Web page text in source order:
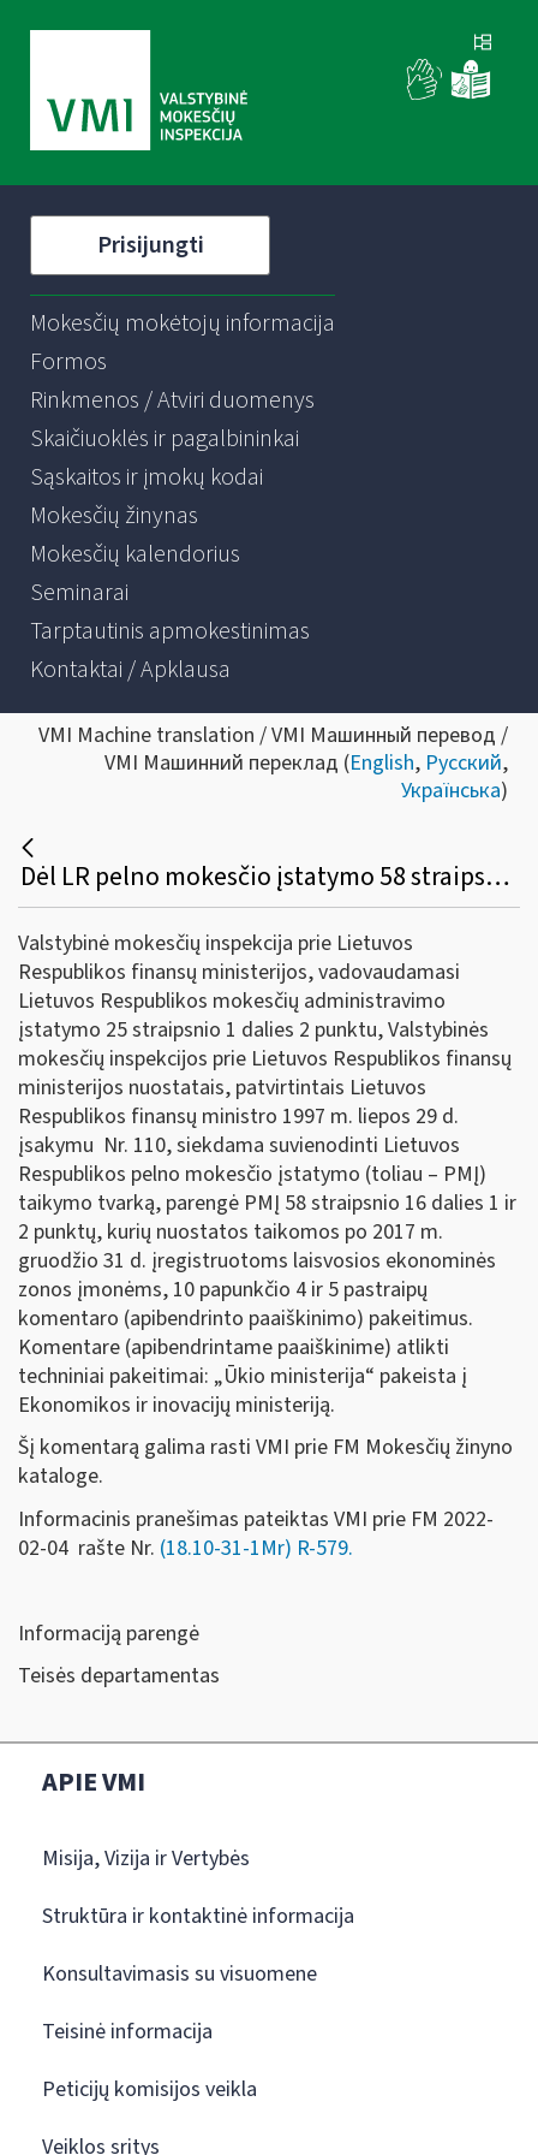
Prisijungti
Mokesčių mokėtojų informacija
Formos
Rinkmenos / Atviri duomenys
Skaičiuoklės ir pagalbininkai
Sąskaitos ir įmokų kodai
Mokesčių žinynas
Mokesčių kalendorius
Seminarai
Tarptautinis apmokestinimas
Kontaktai / Apklausa
VMI Machine translation / VMI Машинный перевод /
VMI Машинний переклад (English, Русский,
Українська)
Dėl LR pelno mokesčio įstatymo 58 straipsnio 16 dalies 1 ir 2 punktų, kurių nuostatos taikomos po 2017 m. gruodžio 31 d. komentaro pakeitimo
Valstybinė mokesčių inspekcija prie Lietuvos
Respublikos finansų ministerijos, vadovaudamasi
Lietuvos Respublikos mokesčių administravimo
įstatymo 25 straipsnio 1 dalies 2 punktu, Valstybinės
mokesčių inspekcijos prie Lietuvos Respublikos finansų
ministerijos nuostatais, patvirtintais Lietuvos
Respublikos finansų ministro 1997 m. liepos 29 d.
įsakymu Nr. 110, siekdama suvienodinti Lietuvos
Respublikos pelno mokesčio įstatymo (toliau – PMĮ)
taikymo tvarką, parengė PMĮ 58 straipsnio 16 dalies 1 ir
2 punktų, kurių nuostatos taikomos po 2017 m.
gruodžio 31 d. įregistruotoms laisvosios ekonominės
zonos įmonėms, 10 papunkčio 4 ir 5 pastraipų
komentaro (apibendrinto paaiškinimo) pakeitimus.
Komentare (apibendrintame paaiškinime) atlikti
techniniai pakeitimai: „Ūkio ministerija“ pakeista į
Ekonomikos ir inovacijų ministeriją.
Šį komentarą galima rasti VMI prie FM Mokesčių žinyno
kataloge.
Informacinis pranešimas pateiktas VMI prie FM 2022-
02-04 rašte Nr. (18.10-31-1Mr) R-579.
Informaciją parengė
Teisės departamentas
APIE VMI
Misija, Vizija ir Vertybės
Struktūra ir kontaktinė informacija
Konsultavimasis su visuomene
Teisinė informacija
Peticijų komisijos veikla
Veiklos sritys